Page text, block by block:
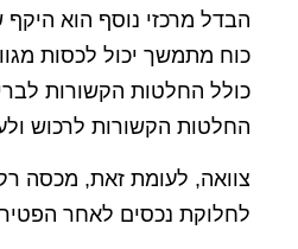
מרכזי נוסף הוא היקף שני
מתמשך יכול לכסות מגוון רחב
החלטות הקשורות לבריאות
הקשורות לרכוש ולעניינים
לעומת זאת, מכסה רק
נכסים לאחר הפטירה.